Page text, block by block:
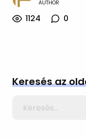
AUTHOR
1124 0
Keresés az